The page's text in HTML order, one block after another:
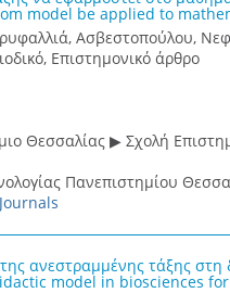
model be applied to
Ασβεστοπούλου,
Επιστημονικό άρθρο
Θεσσαλίας ▶ Σχολή
Πανεπιστημίου
Journals
ανεστραμμένης τάξης
model in biosciences